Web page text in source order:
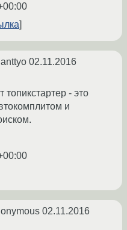
02.11.2016
топикстартер - это
и
02.11.2016